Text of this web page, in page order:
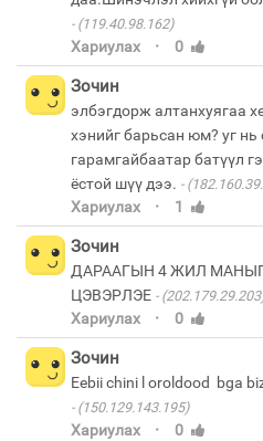
(119.40.98.162)
Хариулах · 0
Зочин
элбэгдорж алтанхуягаа
хэнийг барьсан юм? уг нь
гарамгайбаатар батүүл
ёстой шүү дээ.
Хариулах · 1
Зочин
ДАРААГЫН 4 ЖИЛ
ЦЭВЭРЛЭЕ
Хариулах · 0
Зочин
Eebii chini l oroldood bga
(150.129.143.195)
Хариулах · 0